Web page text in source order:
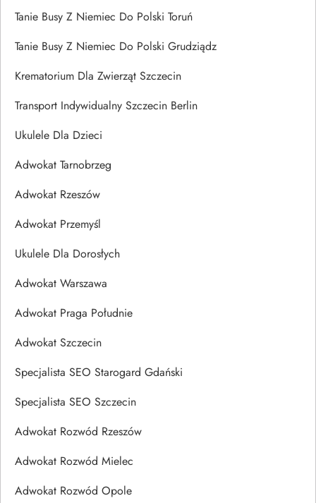
Tanie Busy Z Niemiec Do Polski Toruń
Tanie Busy Z Niemiec Do Polski Grudziądz
Krematorium Dla Zwierząt Szczecin
Transport Indywidualny Szczecin Berlin
Ukulele Dla Dzieci
Adwokat Tarnobrzeg
Adwokat Rzeszów
Adwokat Przemyśl
Ukulele Dla Dorosłych
Adwokat Warszawa
Adwokat Praga Południe
Adwokat Szczecin
Specjalista SEO Starogard Gdański
Specjalista SEO Szczecin
Adwokat Rozwód Rzeszów
Adwokat Rozwód Mielec
Adwokat Rozwód Opole